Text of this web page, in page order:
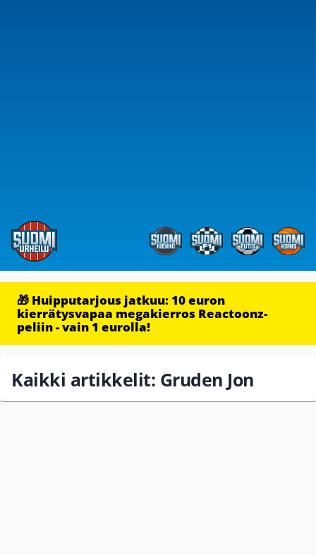
🎁 Huipputarjous jatkuu: 10 euron
kierrätysvapaa megakierros Reactoonz-
peliin - vain 1 eurolla!
Kaikki artikkelit: Gruden Jon